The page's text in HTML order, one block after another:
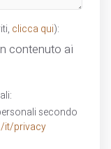
clicca qui):
contenuto ai
secondo
/it/privacy